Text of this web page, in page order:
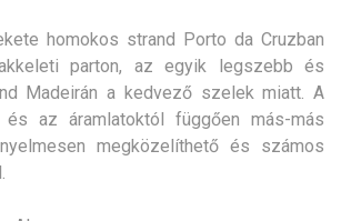
homokos strand Porto da Cruzban
parton, az egyik legszebb és
Madeirán a kedvező szelek miatt. A
az áramlatoktól függően más-más
megközelíthető és számos